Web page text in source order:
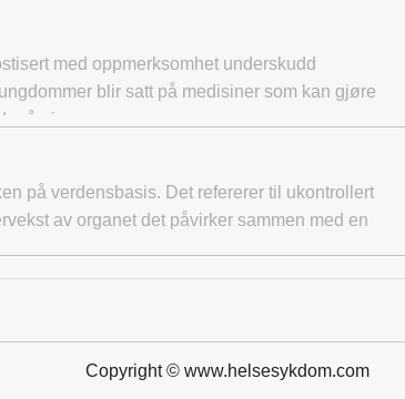
med oppmerksomhet underskudd
blir satt på medisiner som kan gjøre
å gj
på verdensbasis. Det refererer til ukontrollert
av organet det påvirker sammen med en
Copyright © www.helsesykdom.com